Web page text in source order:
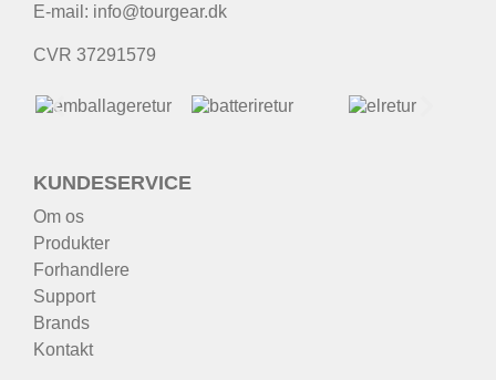
E-mail: info@tourgear.dk
CVR 37291579
KUNDESERVICE
Om os
Produkter
Forhandlere
Support
Brands
Kontakt